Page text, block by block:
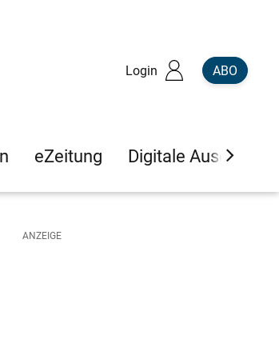
Login ABO
eZeitung Digitale Ausgaben